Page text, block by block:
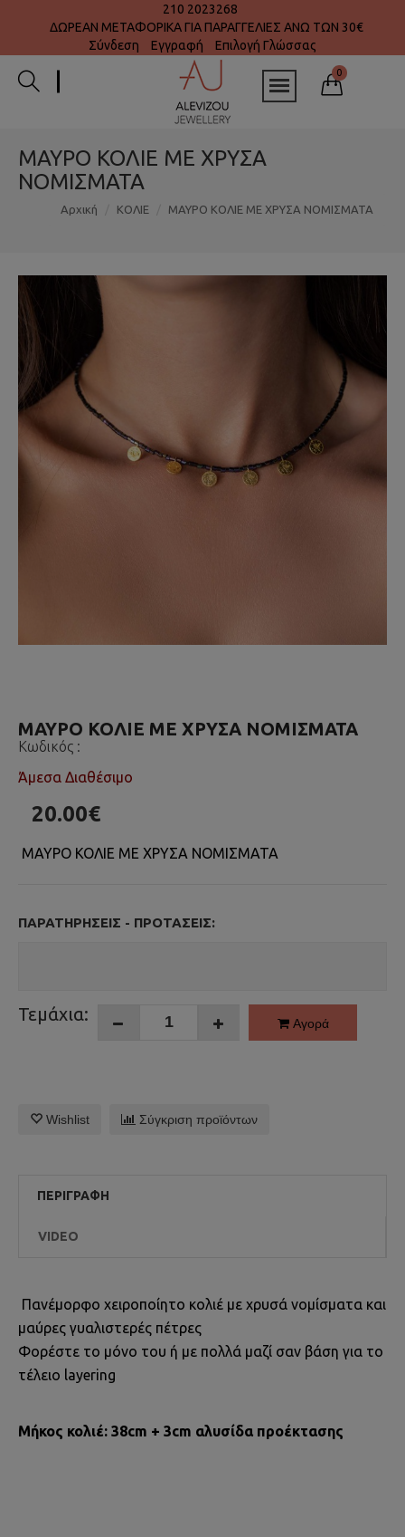
210 2023268
ΔΩΡΕΑΝ ΜΕΤΑΦΟΡΙΚΑ ΓΙΑ ΠΑΡΑΓΓΕΛΙΕΣ ΑΝΩ ΤΩΝ 30€
Σύνδεση
Εγγραφή Επιλογή Γλώσσας
0
ΜΑΥΡΟ ΚΟΛΙΕ ΜΕ ΧΡΥΣΑ
ΝΟΜΙΣΜΑΤΑ
Αρχική ΚΟΛΙΕ ΜΑΥΡΟ ΚΟΛΙΕ ΜΕ ΧΡΥΣΑ ΝΟΜΙΣΜΑΤΑ
ΜΑΥΡΟ ΚΟΛΙΕ ΜΕ ΧΡΥΣΑ ΝΟΜΙΣΜΑΤΑ
Κωδικός :
Άμεσα Διαθέσιμο
20.00€
ΜΑΥΡΟ ΚΟΛΙΕ ΜΕ ΧΡΥΣΑ ΝΟΜΙΣΜΑΤΑ
ΠΑΡΑΤΗΡΉΣΕΙΣ - ΠΡΟΤΆΣΕΙΣ:
Τεμάχια: Αγορά
Wishlist Σύγκριση προϊόντων
ΠΕΡΙΓΡΑΦΉ
VIDEO
Πανέμορφο χειροποίητο κολιέ με χρυσά νομίσματα και
μαύρες γυαλιστερές πέτρες
Φορέστε το μόνο του ή με πολλά μαζί σαν βάση για το
τέλειο layering
Μήκος κολιέ: 38cm + 3cm αλυσίδα προέκτασης